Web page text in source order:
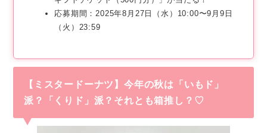
応募期間：2025年8月27日（水）10:00〜9月9日
（火）23:59
【ミスタードーナツ】今年の秋は「いもド」
派？「くりド」派？それとも箱推し？♡